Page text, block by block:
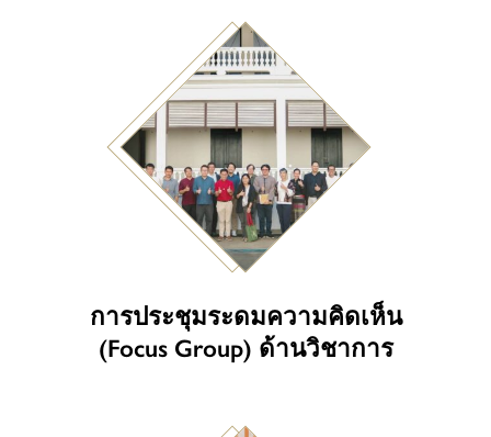
การประชุมระดมความคิดเห็น
(Focus Group) ด้านวิชาการ